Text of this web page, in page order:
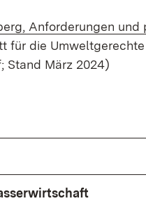
Anforderungen und
neuem Fenster)
für die Umweltgerechte
Stand März 2024)